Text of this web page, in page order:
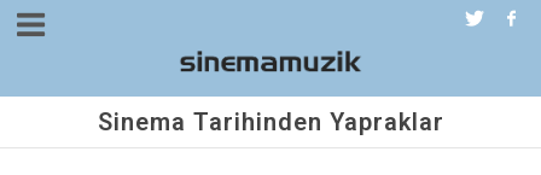
Sinema Tarihinden Yapraklar